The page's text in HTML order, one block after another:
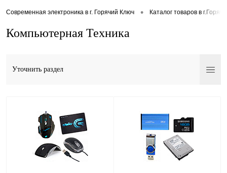
Современная электроника в г. Горячий Ключ • Каталог товаров в
Компьютерная Техника
Уточнить раздел